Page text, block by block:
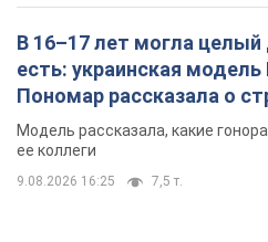
В 16–17 лет могла целый
есть: украинская модель
Пономар рассказала о
стороне модельной
Модель рассказала, какие
ее коллеги
9.08.2026 16:25 7,5 т.